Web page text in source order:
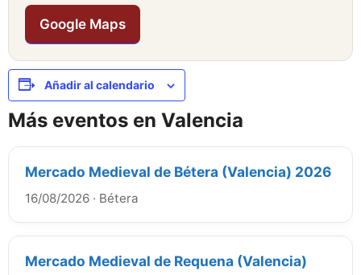
Google Maps
Añadir al calendario
Más eventos en Valencia
Mercado Medieval de Bétera (Valencia) 2026
16/08/2026 · Bétera
Mercado Medieval de Requena (Valencia)